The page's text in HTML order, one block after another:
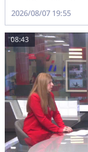
2026/08/07 19:55
08:43